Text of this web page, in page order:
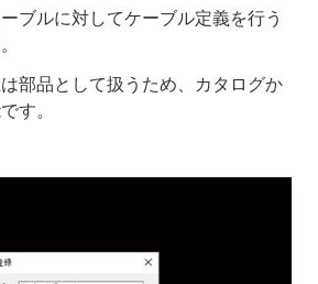
ブルに対してケーブル定義を行う
部品として扱うため、カタログか
す。